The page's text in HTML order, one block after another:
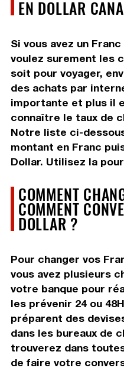
EN DOLLAR
Si vous avez un
voulez surement les
soit pour voyager,
des achats par
importante et plus il
connaître le taux de
Notre liste ci-
montant en Franc
Dollar. Utilisez la
COMMENT
COMMENT
DOLLAR ?
Pour changer vos
vous avez plusieurs
votre banque pour
les prévenir 24 ou
préparent des
dans les bureaux de
trouverez dans
de faire votre